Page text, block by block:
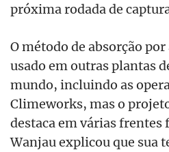
próxima rodada de
O método de absorção
usado em outras plantas
mundo, incluindo as
Climeworks, mas o
destaca em várias frentes
Wanjau explicou que sua